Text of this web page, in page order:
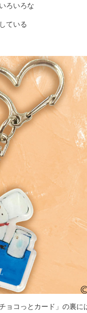
ろいろな
ている
ョコっとカード」の裏に